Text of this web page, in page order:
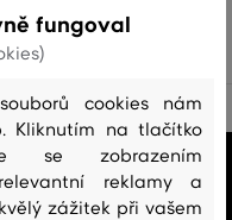
(50)
fungoval
cookies nám
Kliknutím na tlačítko
se zobrazením
reklamy a
zážitek při vašem